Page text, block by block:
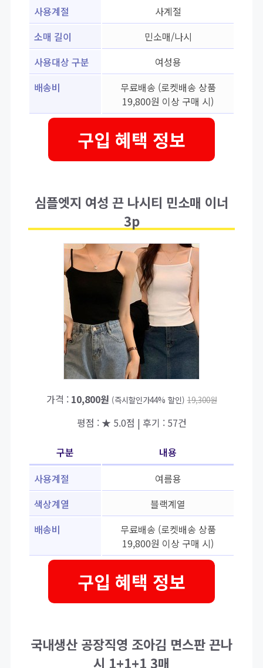
사용계절
사계절
소매 길이
민소매/나시
사용대상 구분
여성용
배송비
무료배송 (로켓배송 상품
19,800원 이상 구매 시)
구입 혜택 정보
심플엣지 여성 끈 나시티 민소매 이너
3p
가격 : 10,800원 (즉시할인가44% 할인) 19,300원
평점 : ★ 5.0점 | 후기 : 57건
구분
내용
사용계절
여름용
색상계열
블랙계열
배송비
무료배송 (로켓배송 상품
19,800원 이상 구매 시)
구입 혜택 정보
국내생산 공장직영 조아김 면스판 끈나
시 1+1+1 3매